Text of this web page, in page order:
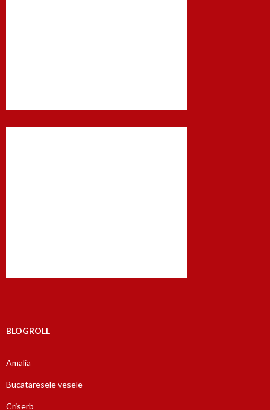
BLOGROLL
Amalia
Bucataresele vesele
Criserb